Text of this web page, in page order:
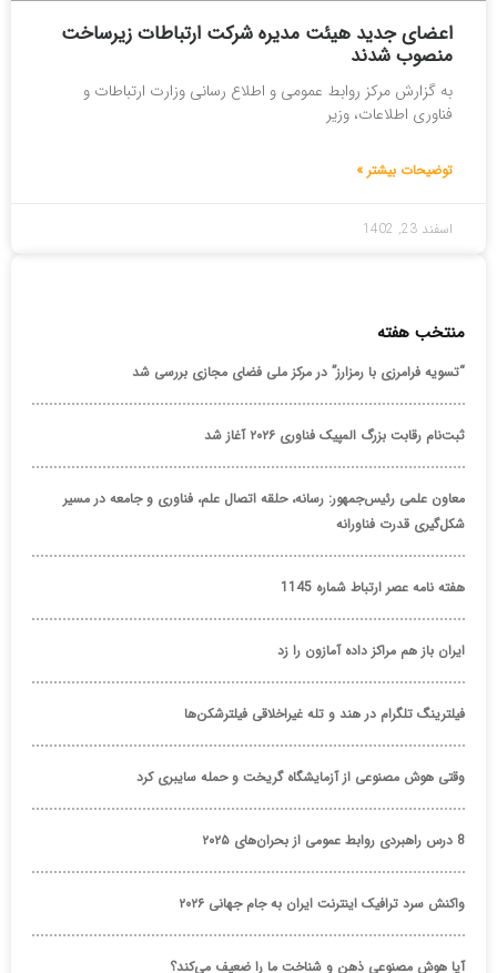
اعضای جدید هیئت مدیره شرکت ارتباطات زیرساخت
منصوب شدند
به گزارش مرکز روابط عمومی و اطلاع رسانی وزارت ارتباطات و
فناوری اطلاعات، وزیر
توضیحات بیشتر »
اسفند 23, 1402
منتخب هفته
“تسویه فرامرزی با رمزارز” در مرکز ملی فضای مجازی بررسی شد
ثبت‌نام رقابت بزرگ المپیک فناوری ۲۰۲۶ آغاز شد
معاون علمی رئیس‌جمهور: رسانه، حلقه اتصال علم، فناوری و جامعه در مسیر
شکل‌گیری قدرت فناورانه
هفته نامه عصر ارتباط شماره 1145
ایران باز هم مراکز داده آمازون را زد
فیلترینگ تلگرام در هند و تله غیراخلاقی فیلترشکن‌ها
وقتی هوش مصنوعی از آزمایشگاه گریخت و حمله سایبری کرد
8 درس راهبردی روابط عمومی از بحران‌های ۲۰۲۵
واکنش سرد ترافیک اینترنت ایران به جام جهانی ۲۰۲۶
آیا هوش مصنوعی ذهن و شناخت ما را ضعیف می‌کند؟